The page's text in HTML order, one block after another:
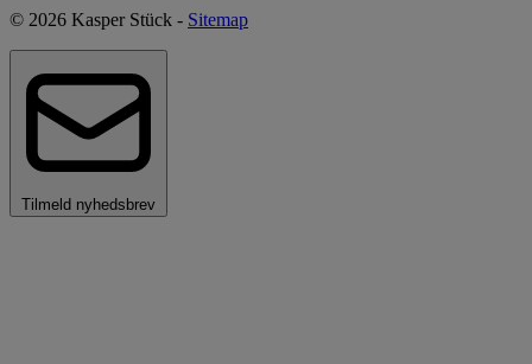
© 2026 Kasper Stück - Sitemap
Tilmeld nyhedsbrev